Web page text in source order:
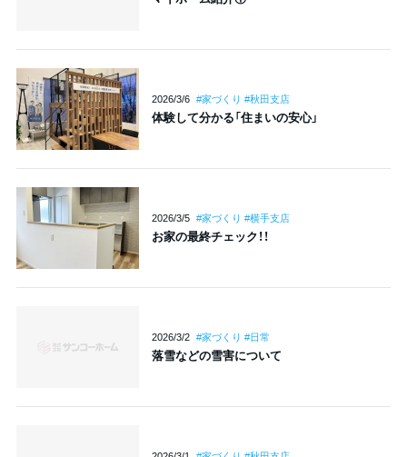
2026/3/6 #家づくり #秋田支店
体験して分かる「住まいの安心」
2026/3/5 #家づくり #横手支店
お家の最終チェック！！
2026/3/2 #家づくり #日常
落雪などの雪害について